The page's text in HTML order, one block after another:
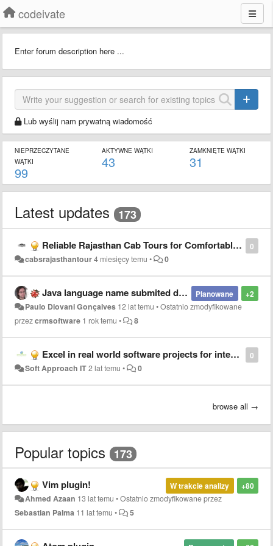
codeivate
Enter forum description here ...
Lub wyślij nam prywatną wiadomość
NIEPRZECZYTANE
WĄTKI
99
AKTYWNE WĄTKI
43
ZAMKNIĘTE WĄTKI
31
Latest updates 173
0
Reliable Rajasthan Cab Tours for Comfortable Travel Experience
cabsrajasthantour4 miesięcy temu • 0
+2
Planowane
Java language name submited different from SublimeText and JetBrains
Paulo Diovani Gonçalves 12 lat temu •Ostatnio zmodyfikowane
przezcrmsoftware 1 rok temu • 8
0
Excel in real world software projects for interns at Soft Approach IT!
Soft Approach IT2 lat temu • 0
browse all →
Popular topics 173
+80
W trakcie analizy
Vim plugin!
Ahmed Azaan 13 lat temu •Ostatnio zmodyfikowane przez
Sebastian Palma 11 lat temu • 5